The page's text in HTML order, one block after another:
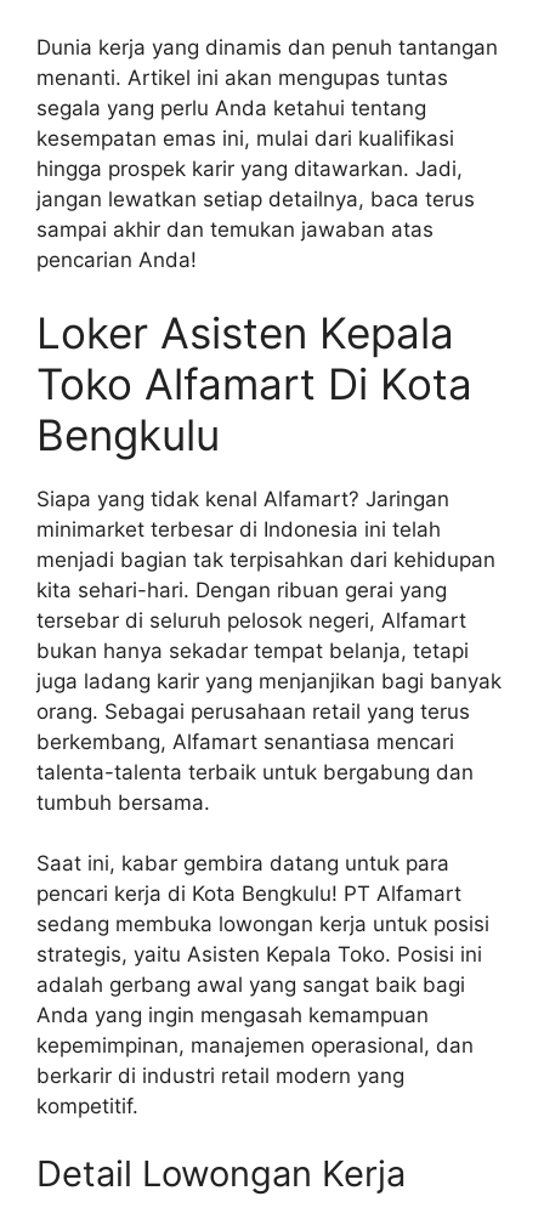
Dunia kerja yang dinamis dan penuh tantangan
menanti. Artikel ini akan mengupas tuntas
segala yang perlu Anda ketahui tentang
kesempatan emas ini, mulai dari kualifikasi
hingga prospek karir yang ditawarkan. Jadi,
jangan lewatkan setiap detailnya, baca terus
sampai akhir dan temukan jawaban atas
pencarian Anda!
Loker Asisten Kepala
Toko Alfamart Di Kota
Bengkulu
Siapa yang tidak kenal Alfamart? Jaringan
minimarket terbesar di Indonesia ini telah
menjadi bagian tak terpisahkan dari kehidupan
kita sehari-hari. Dengan ribuan gerai yang
tersebar di seluruh pelosok negeri, Alfamart
bukan hanya sekadar tempat belanja, tetapi
juga ladang karir yang menjanjikan bagi banyak
orang. Sebagai perusahaan retail yang terus
berkembang, Alfamart senantiasa mencari
talenta-talenta terbaik untuk bergabung dan
tumbuh bersama.
Saat ini, kabar gembira datang untuk para
pencari kerja di Kota Bengkulu! PT Alfamart
sedang membuka lowongan kerja untuk posisi
strategis, yaitu Asisten Kepala Toko. Posisi ini
adalah gerbang awal yang sangat baik bagi
Anda yang ingin mengasah kemampuan
kepemimpinan, manajemen operasional, dan
berkarir di industri retail modern yang
kompetitif.
Detail Lowongan Kerja